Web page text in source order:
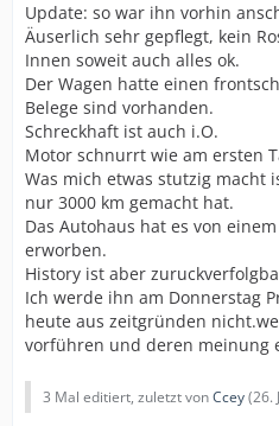
Update: so war ihn vorhin
Äuserlich sehr gepflegt, kein
Innen soweit auch alles ok.
Der Wagen hatte einen
Belege sind vorhanden.
Schreckhaft ist auch i.O.
Motor schnurrt wie am ersten
Was mich etwas stutzig macht
nur 3000 km gemacht hat.
Das Autohaus hat es von
erworben.
History ist aber
Ich werde ihn am Donnerstag
heute aus zeitgründen
vorführen und deren meinung
3 Mal editiert, zuletzt vonCcey(26.